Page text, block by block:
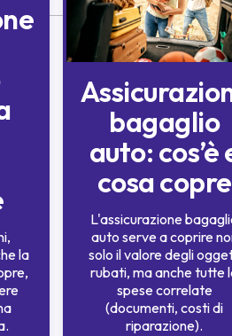
la
bagaglio
auto: cos’è
cosa copre
L'assicurazione
auto serve a coprire
solo il valore degli
rubati, ma anche tutte
spese correlate
(documenti, costi di
riparazione).